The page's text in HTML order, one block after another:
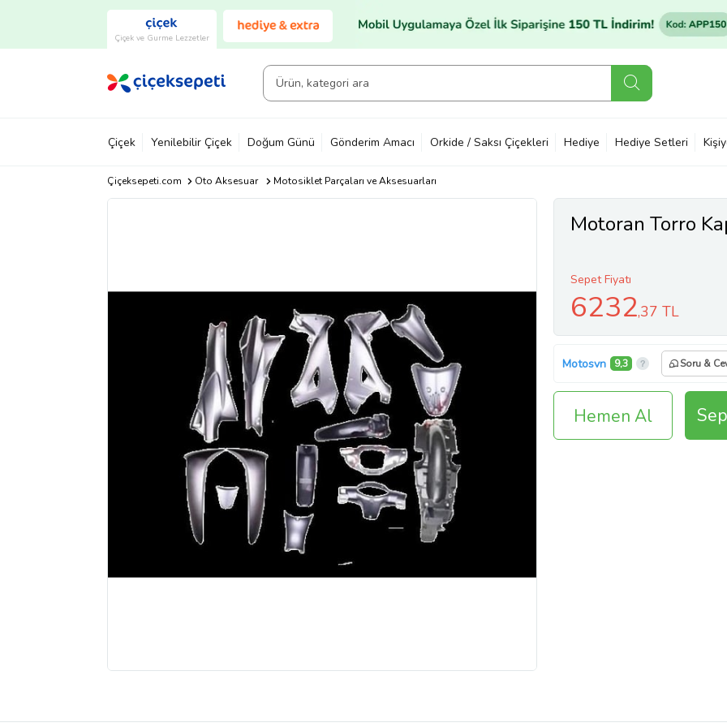
Çiçek ve Gurme Lezzetler
Çiçek Yenilebilir Çiçek Doğum Günü Gönderim Amacı Orkide / Saksı Çiçekleri Hediye Hediye Setleri
Çiçeksepeti.com Oto Aksesuar Motosiklet Parçaları ve Aksesuarları
Motoran Torro
Sepet Fiyatı
6232,37 TL
Motosvn 9,3 Soru &
Hemen Al